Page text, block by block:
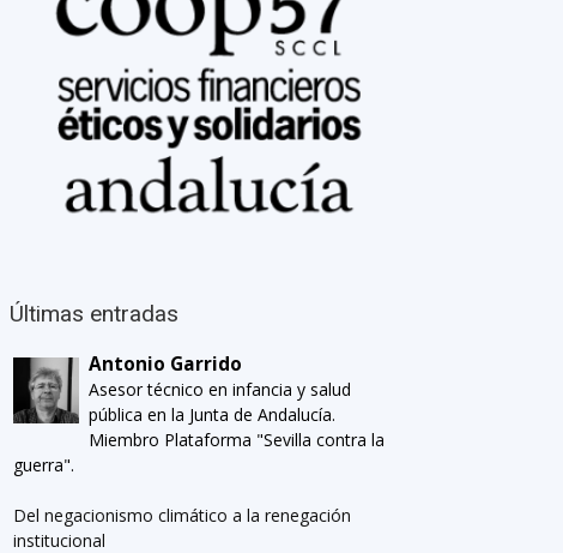
Últimas entradas
Antonio Garrido
Asesor técnico en infancia y salud
pública en la Junta de Andalucía.
Miembro Plataforma "Sevilla contra la
guerra".
Del negacionismo climático a la renegación
institucional